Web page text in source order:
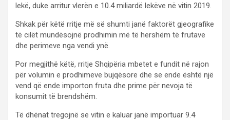
lekë, duke arritur vlerën e 10.4 miliardë lekëve në vitin 2019.
Shkak për këtë rritje më së shumti janë faktorët gjeografike
të cilët mundësojnë prodhimin më të hershëm të frutave
dhe perimeve nga vendi ynë.
Por megjithë këtë, rritje Shqipëria mbetet e fundit në rajon
për volumin e prodhimeve bujqësore dhe se ende është një
vend që ende importon fruta dhe prime për nevoja të
konsumit të brendshëm.
Të dhënat tregojnë se vitin e kaluar janë importuar 9.4